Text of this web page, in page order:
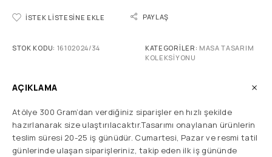
İSTEK LISTESINE EKLE PAYLAŞ
STOK KODU: 16102024/34 KATEGORILER: MASA TASARIM
KOLEKSIYONU
AÇIKLAMA
Atölye 300 Gram’dan verdiğiniz siparişler en hızlı şekilde
hazırlanarak size ulaştırılacaktır.Tasarımı onaylanan ürünlerin
teslim süresi 20-25 iş günüdür. Cumartesi, Pazar ve resmi tatil
günlerinde ulaşan siparişleriniz, takip eden ilk iş gününde